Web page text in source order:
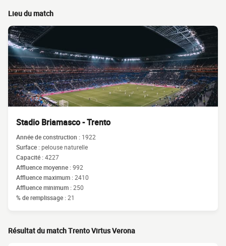
Lieu du match
Stadio Briamasco - Trento
Année de construction : 1922
Surface :pelouse naturelle
Capacité :4227
Affluence moyenne :992
Affluence maximum :2410
Affluence minimum :250
% de remplissage :21
Résultat du match Trento Virtus Verona